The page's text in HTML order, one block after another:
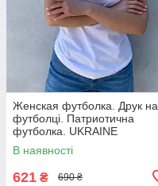
Женская футболка. Друк на
футболці. Патриотична
футболка. UKRAINE
В наявності
621 ₴ 690 ₴